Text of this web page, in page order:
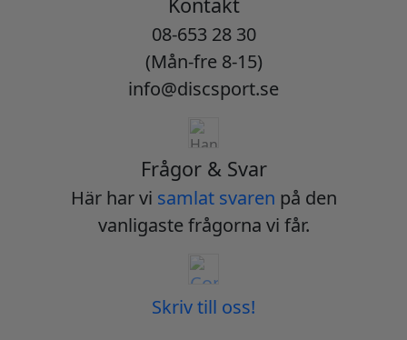
08-653 28 30
(Mån-fre 8-15)
info@discsport.se
Frågor & Svar
Här har vi samlat svaren på den
vanligaste frågorna vi får.
Skriv till oss!